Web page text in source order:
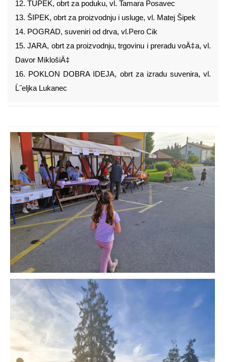
12. TUPEK, obrt za poduku, vl. Tamara Posavec
13. ŠIPEK, obrt za proizvodnju i usluge, vl. Matej Šipek
14. POGRAD, suveniri od drva, vl.Pero Cik
15. JARA, obrt za proizvodnju, trgovinu i preradu voÄ‡a, vl.
Davor MiklošiÄ‡
16. POKLON DOBRA IDEJA, obrt za izradu suvenira, vl.
Ĺ˝eljka Lukanec